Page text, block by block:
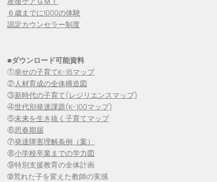
６歳までに1000の体験
認定カウンセラー制度
■ダウンロード可能資料
①幸せの子育てK-18マップ
②人材育成の全体構造図
③新時代の子育て(レジリエンスマップ)
④世代別発達課題(K-100マップ)
⑤未来を生き抜く子育てマップ
⑥思春期届
⑦発達障害理解条例（案）
⑧小学校卒業までの学力図
⑨特別支援教育の全体計画
➉荒れた子を変えた教師の実感